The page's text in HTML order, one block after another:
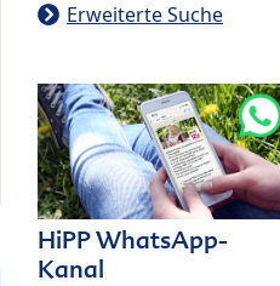
Erweiterte Suche
HiPP WhatsApp-
Kanal